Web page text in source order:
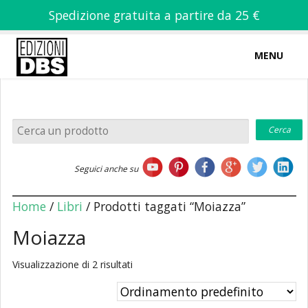
Spedizione gratuita a partire da 25 €
MENU
Home
Chi siamo
Libri
Seguici anche su
Home/ Libri / Prodotti taggati “Moiazza”
Moiazza
Visualizzazione di 2 risultati